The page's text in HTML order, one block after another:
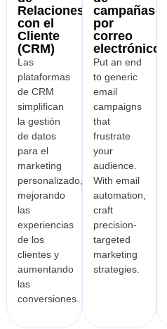
Relaciones
con el
Cliente
(CRM)
Las
plataformas
de CRM
simplifican
la gestión
de datos
para el
marketing
personalizado,
mejorando
las
experiencias
de los
clientes y
aumentando
las
conversiones.
campañas
por
correo
electrónico
Put an end
to generic
email
campaigns
that
frustrate
your
audience.
With email
automation,
craft
precision-
targeted
marketing
strategies.